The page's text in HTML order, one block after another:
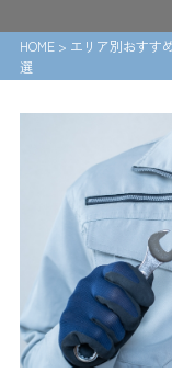
HOME> エリア別おすす
選